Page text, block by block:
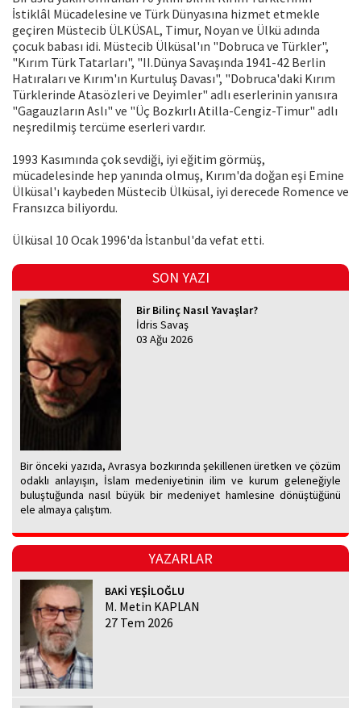
İstiklâl Mücadelesine ve Türk Dünyasına hizmet etmekle
geçiren Müstecib ÜLKÜSAL, Timur, Noyan ve Ülkü adında
çocuk babası idi. Müstecib Ülküsal'ın "Dobruca ve Türkler",
"Kırım Türk Tatarları", "II.Dünya Savaşında 1941-42 Berlin
Hatıraları ve Kırım'ın Kurtuluş Davası", "Dobruca'daki Kırım
Türklerinde Atasözleri ve Deyimler" adlı eserlerinin yanısıra
"Gagauzların Aslı" ve "Üç Bozkırlı Atilla-Cengiz-Timur" adlı
neşredilmiş tercüme eserleri vardır.
1993 Kasımında çok sevdiği, iyi eğitim görmüş,
mücadelesinde hep yanında olmuş, Kırım'da doğan eşi Emine
Ülküsal'ı kaybeden Müstecib Ülküsal, iyi derecede Romence ve
Fransızca biliyordu.
Ülküsal 10 Ocak 1996'da İstanbul'da vefat etti.
SON YAZI
Bir Bilinç Nasıl Yavaşlar?
İdris Savaş
03 Ağu 2026
Bir önceki yazıda, Avrasya bozkırında şekillenen üretken ve çözüm
odaklı anlayışın, İslam medeniyetinin ilim ve kurum geleneğiyle
buluştuğunda nasıl büyük bir medeniyet hamlesine dönüştüğünü
ele almaya çalıştım.
YAZARLAR
BAKİ YEŞİLOĞLU
M. Metin KAPLAN
27 Tem 2026